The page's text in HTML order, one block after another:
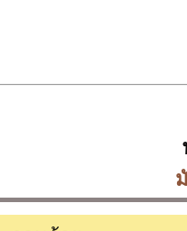
พระไตร
มัชฌิม